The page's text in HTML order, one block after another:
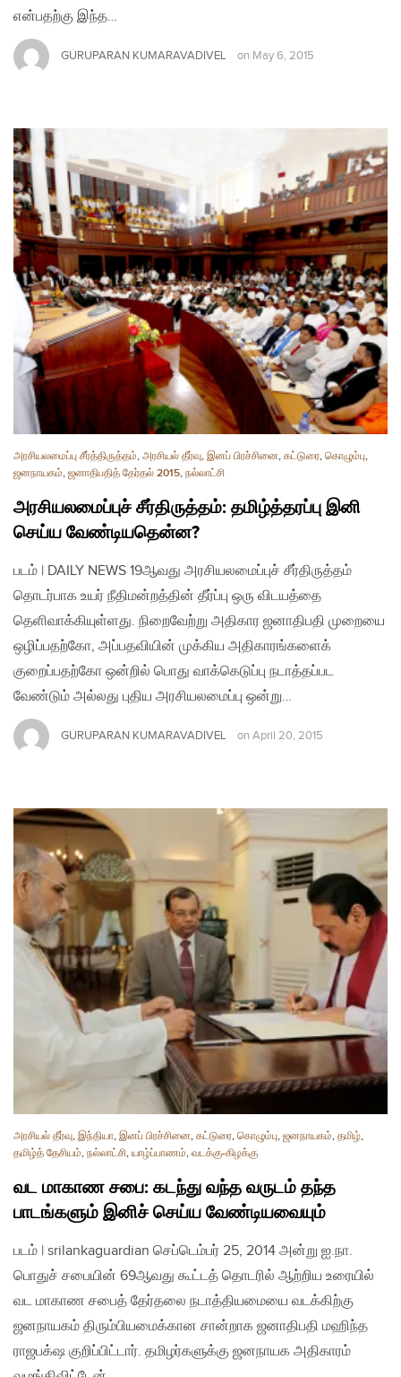
என்பதற்கு இந்த…
GURUPARAN KUMARAVADIVEL on May 6, 2015
அரசியலமைப்பு சீர்த்திருத்தம், அரசியல் தீர்வு, இனப் பிரச்சினை, கட்டுரை, கொழும்பு,
ஜனநாயகம், ஜனாதிபதித் தேர்தல் 2015, நல்லாட்சி
அரசியலமைப்புச் சீர்திருத்தம்: தமிழ்த்தரப்பு இனி
செய்ய வேண்டியதென்ன?
படம் | DAILY NEWS 19ஆவது அரசியலமைப்புச் சீர்திருத்தம்
தொடர்பாக உயர் நீதிமன்றத்தின் தீர்ப்பு ஒரு விடயத்தை
தெளிவாக்கியுள்ளது. நிறைவேற்று அதிகார ஜனாதிபதி முறையை
ஒழிப்பதற்கோ, அப்பதவியின் முக்கிய அதிகாரங்களைக்
குறைப்பதற்கோ ஒன்றில் பொது வாக்கெடுப்பு நடாத்தப்பட
வேண்டும் அல்லது புதிய அரசியலமைப்பு ஒன்று…
GURUPARAN KUMARAVADIVEL on April 20, 2015
அரசியல் தீர்வு, இந்தியா, இனப் பிரச்சினை, கட்டுரை, கொழும்பு, ஜனநாயகம், தமிழ்,
தமிழ்த் தேசியம், நல்லாட்சி, யாழ்ப்பாணம், வடக்கு-கிழக்கு
வட மாகாண சபை: கடந்து வந்த வருடம் தந்த
பாடங்களும் இனிச் செய்ய வேண்டியவையும்
படம் | srilankaguardian செப்டெம்பர் 25, 2014 அன்று ஐ.நா.
பொதுச் சபையின் 69ஆவது கூட்டத் தொடரில் ஆற்றிய உரையில்
வட மாகாண சபைத் தேர்தலை நடாத்தியமையை வடக்கிற்கு
ஜனநாயகம் திரும்பியமைக்கான சான்றாக ஜனாதிபதி மஹிந்த
ராஜபக்‌ஷ குறிப்பிட்டார். தமிழர்களுக்கு ஜனநாயக அதிகாரம்